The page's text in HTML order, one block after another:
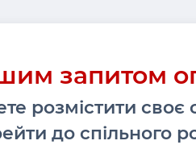
запитом
розмістити своє
до спільного